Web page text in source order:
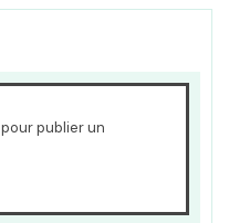
pour publier un